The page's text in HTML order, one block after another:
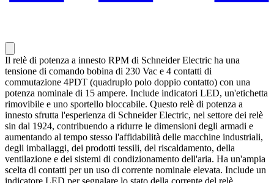
Il relè di potenza a innesto RPM di Schneider Electric ha una
tensione di comando bobina di 230 Vac e 4 contatti di
commutazione 4PDT (quadruplo polo doppio contatto) con una
potenza nominale di 15 ampere. Include indicatori LED, un'etichetta
rimovibile e uno sportello bloccabile. Questo relè di potenza a
innesto sfrutta l'esperienza di Schneider Electric, nel settore dei relè
sin dal 1924, contribuendo a ridurre le dimensioni degli armadi e
aumentando al tempo stesso l'affidabilità delle macchine industriali,
degli imballaggi, dei prodotti tessili, del riscaldamento, della
ventilazione e dei sistemi di condizionamento dell'aria. Ha un'ampia
scelta di contatti per un uso di corrente nominale elevata. Include un
indicatore LED per segnalare lo stato della corrente del relè.